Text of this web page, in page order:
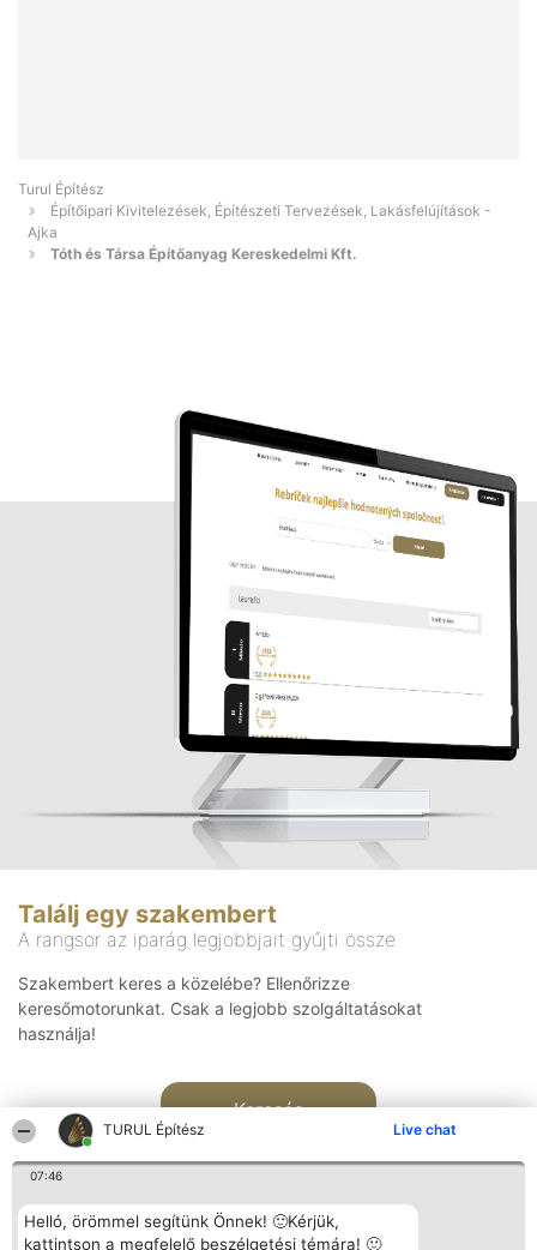
TURUL Építész Live chat
07:46
Helló, örömmel segítünk Önnek! 🙂Kérjük,
kattintson a megfelelő beszélgetési témára! 🙂
Turul Építész
Építőipari Kivitelezések, Építészeti Tervezések, Lakásfelújítások -
Ajka
Tóth és Társa Építőanyag Kereskedelmi Kft.
Találj egy szakembert
A rangsor az iparág legjobbjait gyűjti össze
Szakembert keres a közelébe? Ellenőrizze
keresőmotorunkat. Csak a legjobb szolgáltatásokat
használja!
Keresés